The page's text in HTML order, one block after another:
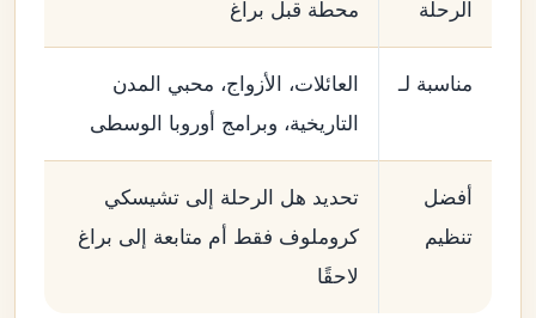
الرحلة
محطة قبل براغ
مناسبة لـ
العائلات، الأزواج، محبي المدن
التاريخية، وبرامج أوروبا الوسطى
أفضل
تنظيم
تحديد هل الرحلة إلى تشيسكي
كروملوف فقط أم متابعة إلى براغ
لاحقًا